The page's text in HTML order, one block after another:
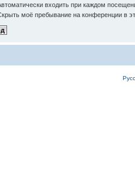
входить при каждом
моё пребывание на конференции в